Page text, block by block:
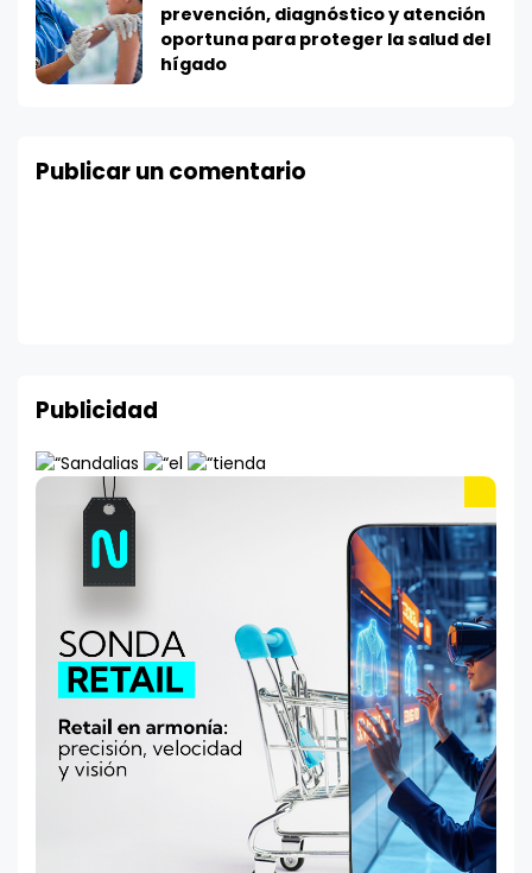
prevención, diagnóstico y atención
oportuna para proteger la salud del
hígado
Publicar un comentario
Publicidad